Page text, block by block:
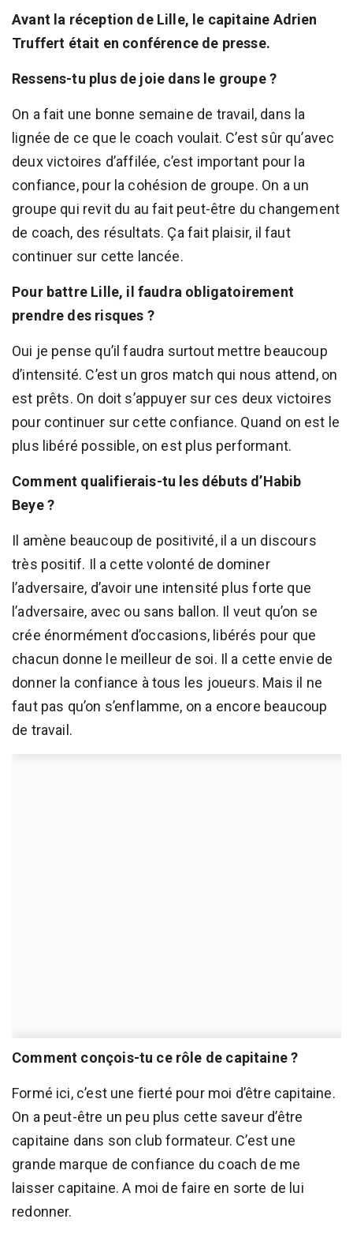
Avant la réception de Lille, le capitaine Adrien
Truffert était en conférence de presse.
Ressens-tu plus de joie dans le groupe ?
On a fait une bonne semaine de travail, dans la
lignée de ce que le coach voulait. C’est sûr qu’avec
deux victoires d’affilée, c’est important pour la
confiance, pour la cohésion de groupe. On a un
groupe qui revit du au fait peut-être du changement
de coach, des résultats. Ça fait plaisir, il faut
continuer sur cette lancée.
Pour battre Lille, il faudra obligatoirement
prendre des risques ?
Oui je pense qu’il faudra surtout mettre beaucoup
d’intensité. C’est un gros match qui nous attend, on
est prêts. On doit s’appuyer sur ces deux victoires
pour continuer sur cette confiance. Quand on est le
plus libéré possible, on est plus performant.
Comment qualifierais-tu les débuts d’Habib
Beye ?
Il amène beaucoup de positivité, il a un discours
très positif. Il a cette volonté de dominer
l’adversaire, d’avoir une intensité plus forte que
l’adversaire, avec ou sans ballon. Il veut qu’on se
crée énormément d’occasions, libérés pour que
chacun donne le meilleur de soi. Il a cette envie de
donner la confiance à tous les joueurs. Mais il ne
faut pas qu’on s’enflamme, on a encore beaucoup
de travail.
Comment conçois-tu ce rôle de capitaine ?
Formé ici, c’est une fierté pour moi d’être capitaine.
On a peut-être un peu plus cette saveur d’être
capitaine dans son club formateur. C’est une
grande marque de confiance du coach de me
laisser capitaine. A moi de faire en sorte de lui
redonner.